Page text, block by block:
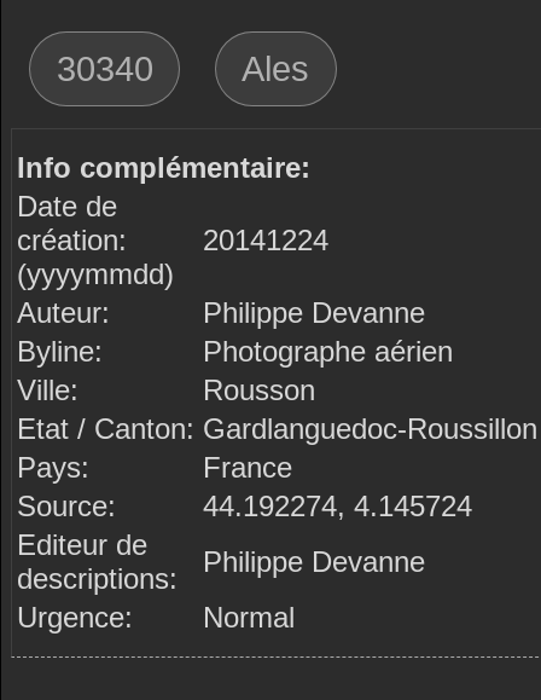
30340 Ales
Info complémentaire:
Date de
création:
(yyyymmdd)
20141224
Auteur:
Philippe Devanne
Byline:
Photographe aérien
Ville:
Rousson
Etat / Canton: Gardlanguedoc-Roussillon
Pays:
France
Source:
44.192274, 4.145724
Editeur de
descriptions:
Philippe Devanne
Urgence:
Normal